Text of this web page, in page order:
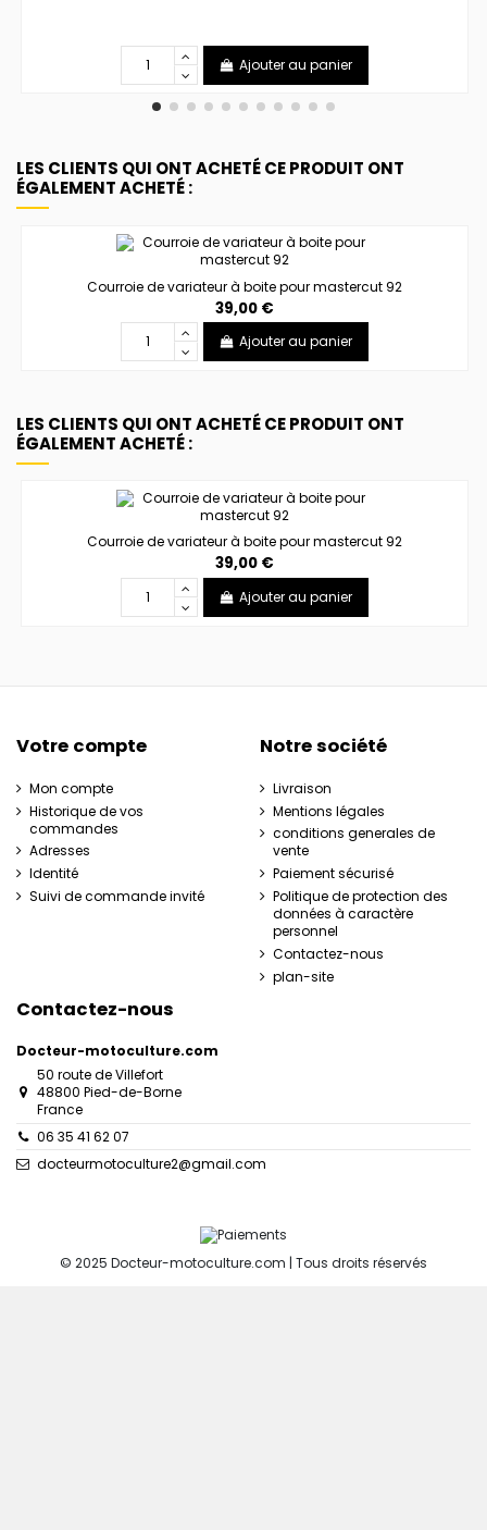
Ajouter au panier
LES CLIENTS QUI ONT ACHETÉ CE PRODUIT ONT
ÉGALEMENT ACHETÉ :
Courroie de variateur à boite pour mastercut 92
39,00 €
Ajouter au panier
LES CLIENTS QUI ONT ACHETÉ CE PRODUIT ONT
ÉGALEMENT ACHETÉ :
Courroie de variateur à boite pour mastercut 92
39,00 €
Ajouter au panier
Votre compte
Mon compte
Historique de vos
commandes
Adresses
Identité
Suivi de commande invité
Notre société
Livraison
Mentions légales
conditions generales de
vente
Paiement sécurisé
Politique de protection des
données à caractère
personnel
Contactez-nous
plan-site
Contactez-nous
Docteur-motoculture.com
50 route de Villefort
48800 Pied-de-Borne
France
06 35 41 62 07
docteurmotoculture2@gmail.com
© 2025 Docteur-motoculture.com | Tous droits réservés